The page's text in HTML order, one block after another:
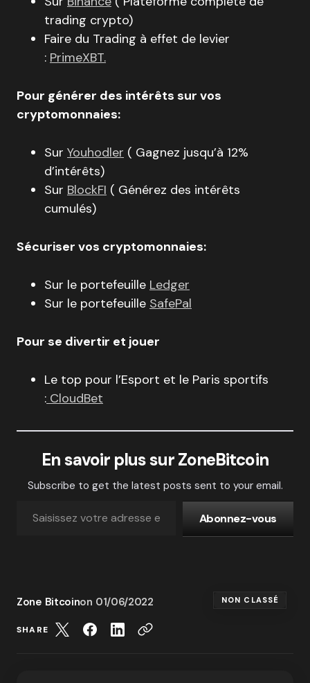
trading crypto)
Faire du Trading à effet de levier
: PrimeXBT.
Pour générer des intérêts sur vos
cryptomonnaies:
Sur Youhodler ( Gagnez jusqu’à 12%
d’intérêts)
Sur BlockFI ( Générez des intérêts
cumulés)
Sécuriser vos cryptomonnaies:
Sur le portefeuille Ledger
Sur le portefeuille SafePal
Pour se divertir et jouer
Le top pour l’Esport et le Paris sportifs
: CloudBet
En savoir plus sur ZoneBitcoin
Subscribe to get the latest posts sent to your email.
Abonnez-vous
Zone Bitcoinon 01/06/2022 NON CLASSÉ
SHARE